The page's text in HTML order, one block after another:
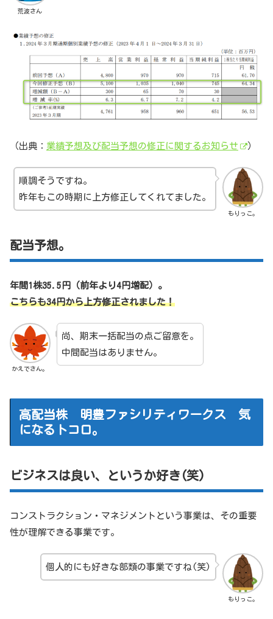
荒波さん
（出典： 業績予想及び配当予想の修正に関するお知らせ ）
もりっこ。
順調そうですね。
昨年もこの時期に上方修正してくれてました。
配当予想。
年間1株35.5円（前年より4円増配）。
こちらも34円から上方修正されました！
かえでさん。
尚、期末一括配当の点ご留意を。
中間配当はありません。
高配当株 明豊ファシリティワークス 気
になるトコロ。
ビジネスは良い、というか好き(笑)
コンストラクション・マネジメントという事業は、その重要
性が理解できる事業です。
もりっこ。
個人的にも好きな部類の事業ですね(笑)